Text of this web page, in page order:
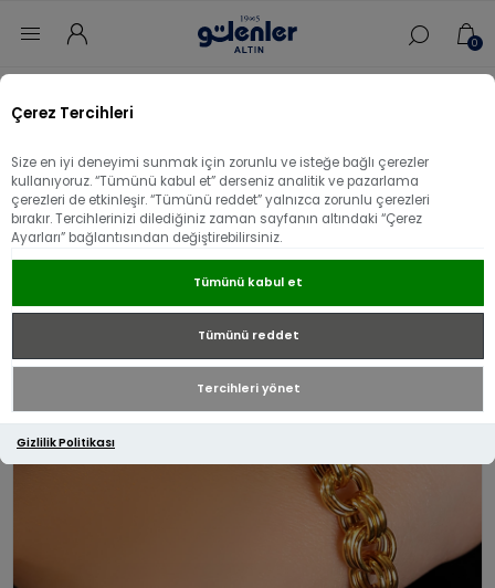
Çerez Tercihleri
Size en iyi deneyimi sunmak için zorunlu ve isteğe bağlı çerezler
kullanıyoruz. “Tümünü kabul et” derseniz analitik ve pazarlama
çerezleri de etkinleşir. “Tümünü reddet” yalnızca zorunlu çerezleri
bırakır. Tercihlerinizi dilediğiniz zaman sayfanın altındaki “Çerez
Ayarları” bağlantısından değiştirebilirsiniz.
Tümünü kabul et
Tümünü reddet
Tercihleri yönet
Gizlilik Politikası
0
22 Ayar Altın Nazar Boncuklu Bileklik
22 Ayar Altın Nazar Boncuklu Bileklik